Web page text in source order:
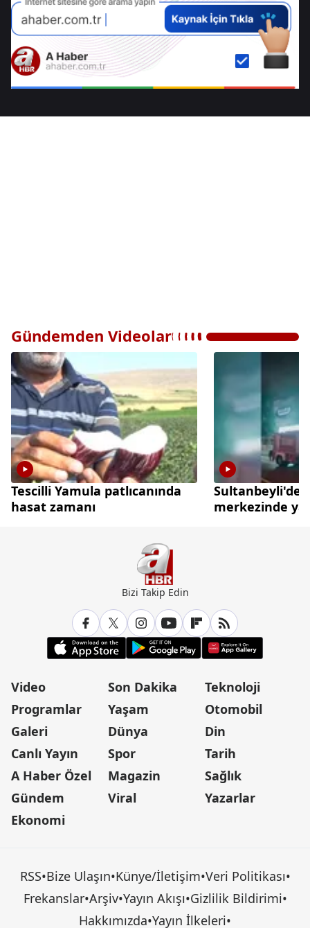
Gündemden Videolar
Tescilli Yamula patlıcanında
hasat zamanı
Sultanbeyli'de
merkezinde
Bizi Takip Edin
Video
Programlar
Galeri
Canlı Yayın
A Haber Özel
Gündem
Ekonomi
Son Dakika
Yaşam
Dünya
Spor
Magazin
Viral
Teknoloji
Otomobil
Din
Tarih
Sağlık
Yazarlar
RSS•Bize Ulaşın•Künye/İletişim•Veri Politikası•
Frekanslar•Arşiv•Yayın Akışı•Gizlilik Bildirimi•
Hakkımızda•Yayın İlkeleri•